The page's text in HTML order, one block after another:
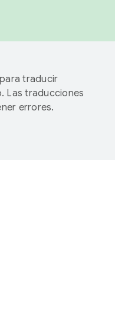
traducir
Las traducciones
errores.